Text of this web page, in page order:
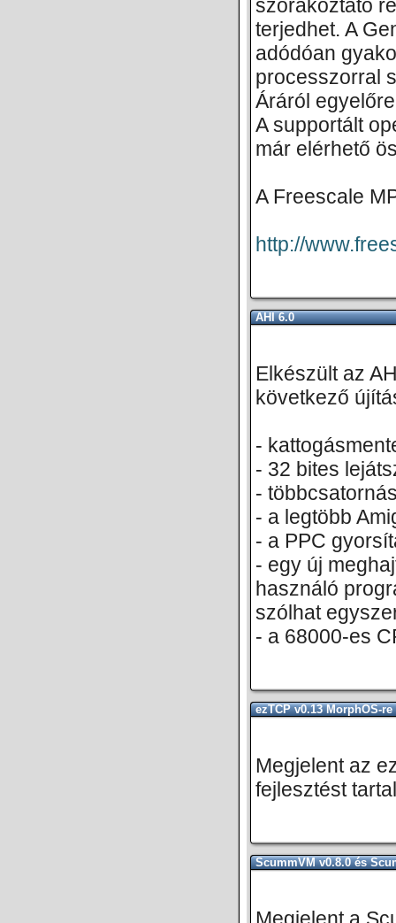
szorakoztató
terjedhet. A
adódóan
processzorral
Áráról
A supportált
már elérhető
A Freescale
http://
AHI 6.0
Elkészült az
következő
-
- 32 bites
-
- a legtöbb
- a PPC
- egy új
használó
szólhat
- a 68000-es
ezTCP v0.13 MorphOS-re
Megjelent az
fejlesztést
ScummVM v0.8.0 és